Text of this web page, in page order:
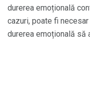
durerea emoțională
cazuri, poate fi
durerea emoțională să